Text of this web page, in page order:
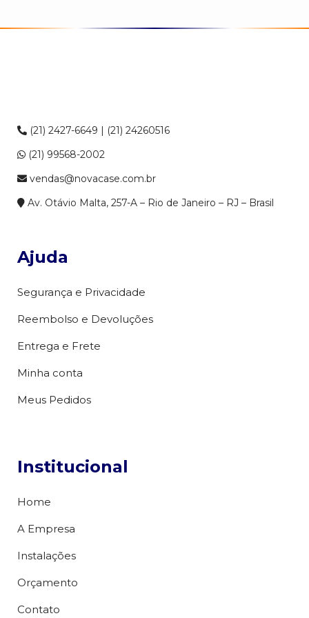
(21) 2427-6649 | (21) 24260516
(21) 99568-2002
vendas@novacase.com.br
Av. Otávio Malta, 257-A – Rio de Janeiro – RJ – Brasil
Ajuda
Segurança e Privacidade
Reembolso e Devoluções
Entrega e Frete
Minha conta
Meus Pedidos
Institucional
Home
A Empresa
Instalações
Orçamento
Contato